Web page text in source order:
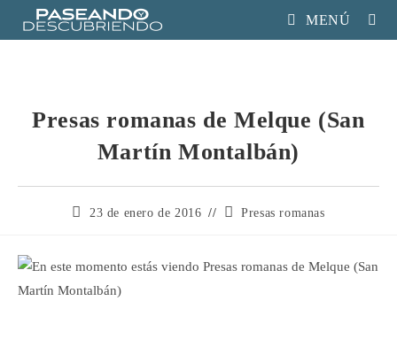
MENÚ
Presas romanas de Melque (San
Martín Montalbán)
23 de enero de 2016 Presas romanas